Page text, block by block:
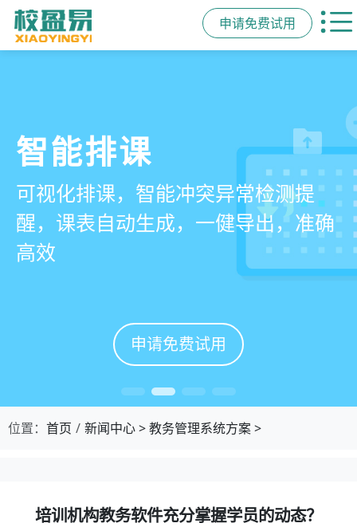
申请免费试用
管学校，用校盈易
培训机构教务管理系
统
有效提升运营管理效率45%
申请免费试用
智能排课
可视化排课，智能冲突异常检测提
醒，课表自动生成，一健导出，准确
高效
申请免费试用
课时统计
学员签到同步扣减课时，老师带课量
自动统计、汇总，数据清晰可查免扯
皮
申请免费试用
家校互动
一部手机链接教师、学员、家长，沟
通互动零距离，服务贴心铸口碑促续
费
申请免费试用
位置： 首页 新闻中心>教务管理系统方案>
培训机构教务软件充分掌握学员的动态？